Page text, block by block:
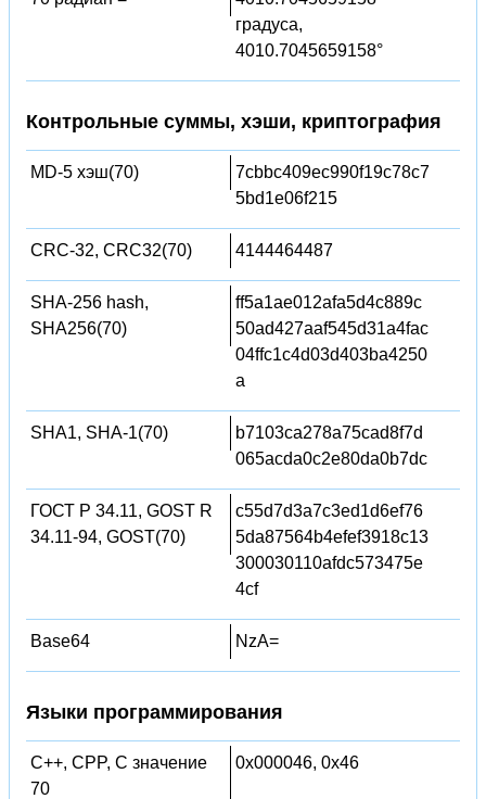
градуса,
4010.7045659158°
Контрольные суммы, хэши, криптография
MD-5 хэш(70)
7cbbc409ec990f19c78c7
5bd1e06f215
CRC-32, CRC32(70) 4144464487
SHA-256 hash,
SHA256(70)
ff5a1ae012afa5d4c889c
50ad427aaf545d31a4fac
04ffc1c4d03d403ba4250
a
SHA1, SHA-1(70)
b7103ca278a75cad8f7d
065acda0c2e80da0b7dc
ГОСТ Р 34.11, GOST R
34.11-94, GOST(70)
c55d7d3a7c3ed1d6ef76
5da87564b4efef3918c13
300030110afdc573475e
4cf
Base64 NzA=
Языки программирования
C++, CPP, C значение
70
0x000046, 0x46